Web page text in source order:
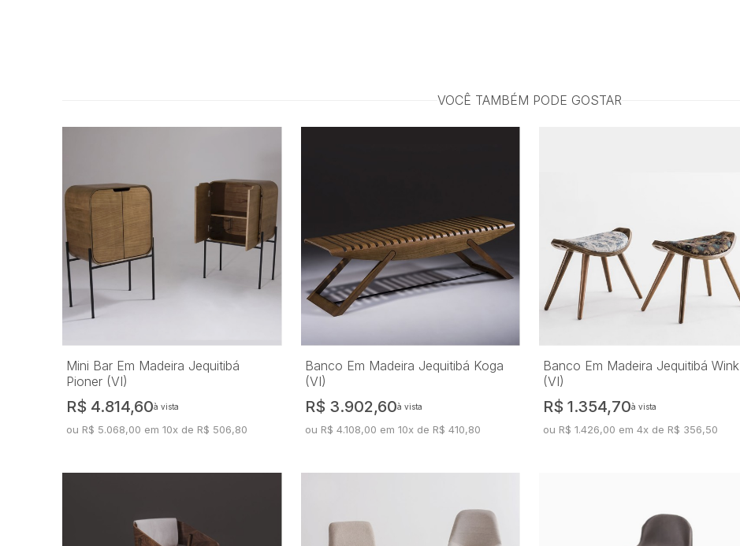
VOCÊ TAMBÉM PODE GOSTAR
Mini Bar Em Madeira Jequitibá
Pioner (VI)
R$ 4.814,60à vista
ou R$ 5.068,00 em 10x de R$ 506,80
Banco Em Madeira Jequitibá Koga
(VI)
R$ 3.902,60à vista
ou R$ 4.108,00 em 10x de R$ 410,80
Banco Em Madeira Jequitibá Wink
(VI)
R$ 1.354,70à vista
ou R$ 1.426,00 em 4x de R$ 356,50